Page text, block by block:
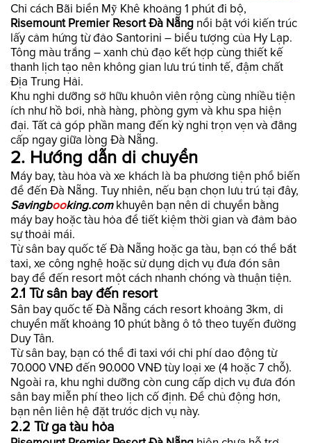
Chỉ cách Bãi biển Mỹ Khê khoảng 1 phút đi bộ,
Risemount Premier Resort Đà Nẵng nổi bật với kiến trúc
lấy cảm hứng từ đảo Santorini – biểu tượng của Hy Lạp.
Tông màu trắng – xanh chủ đạo kết hợp cùng thiết kế
thanh lịch tạo nên không gian lưu trú tinh tế, đậm chất
Địa Trung Hải.
Khu nghỉ dưỡng sở hữu khuôn viên rộng cùng nhiều tiện
ích như hồ bơi, nhà hàng, phòng gym và khu spa hiện
đại. Tất cả góp phần mang đến kỳ nghỉ trọn vẹn và đẳng
cấp ngay giữa lòng Đà Nẵng.
2. Hướng dẫn di chuyển
Máy bay, tàu hỏa và xe khách là ba phương tiện phổ biến
để đến Đà Nẵng. Tuy nhiên, nếu bạn chọn lưu trú tại đây,
Savingbooking.comkhuyên bạn nên di chuyển bằng
máy bay hoặc tàu hỏa để tiết kiệm thời gian và đảm bảo
sự thoải mái.
Từ sân bay quốc tế Đà Nẵng hoặc ga tàu, bạn có thể bắt
taxi, xe công nghệ hoặc sử dụng dịch vụ đưa đón sân
bay để đến resort một cách nhanh chóng và thuận tiện.
2.1 Từ sân bay đến resort
Sân bay quốc tế Đà Nẵng cách resort khoảng 3km, di
chuyển mất khoảng 10 phút bằng ô tô theo tuyến đường
Duy Tân.
Từ sân bay, bạn có thể đi taxi với chi phí dao động từ
70.000 VNĐ đến 90.000 VNĐ tùy loại xe (4 hoặc 7 chỗ).
Ngoài ra, khu nghỉ dưỡng còn cung cấp dịch vụ đưa đón
sân bay miễn phí theo lịch cố định. Để chủ động hơn,
bạn nên liên hệ đặt trước dịch vụ này.
2.2 Từ ga tàu hỏa